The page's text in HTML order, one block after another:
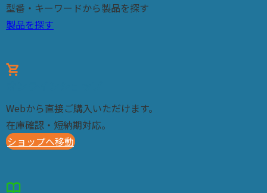
型番・キーワードから製品を探す
製品を探す
shopping_cart
Webから直接ご購入いただけます。
在庫確認・短納期対応。
ショップへ移動
import_contacts